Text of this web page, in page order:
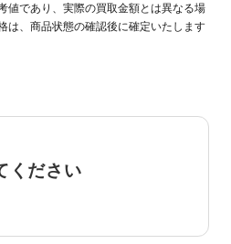
値であり、実際の買取金額とは異なる場
は、商品状態の確認後に確定いたします
ください